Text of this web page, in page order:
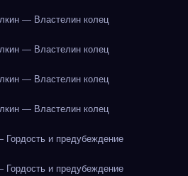
— Властелин колец
— Властелин колец
— Властелин колец
— Властелин колец
и предубеждение
и предубеждение